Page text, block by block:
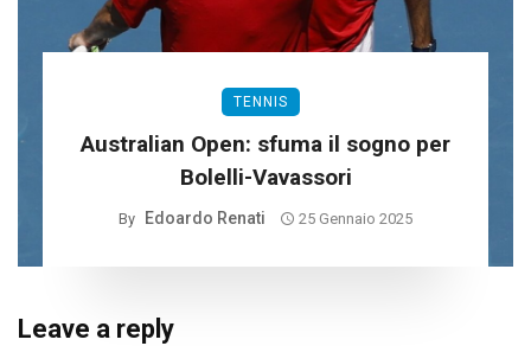
TENNIS
Australian Open: sfuma il sogno per
Bolelli-Vavassori
By Edoardo Renati 25 Gennaio 2025
Leave a reply